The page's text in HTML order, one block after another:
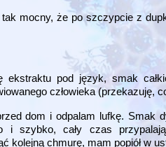
mocny, że po szczypcie z
pod język, smak
człowieka (przekazuję,
dom i odpalam lufkę. Smak
i szybko, cały czas
kolejną chmurę, mam popiół w